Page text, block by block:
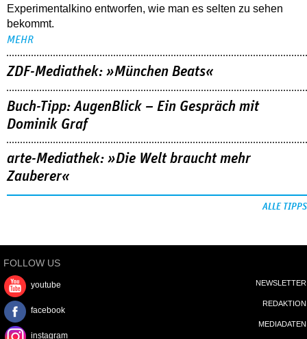
Experimentalkino entworfen, wie man es selten zu sehen
bekommt.
MEHR
ZDF-Mediathek: »München Beats«
Buch-Tipp: AugenBlick – Ein Gespräch mit
Dominik Graf
arte-Mediathek: »Die Welt braucht mehr
Zauberer«
ALLE TIPPS
FOLLOW US
youtube
facebook
instagram
NEWSLETTER
REDAKTION
MEDIADATEN